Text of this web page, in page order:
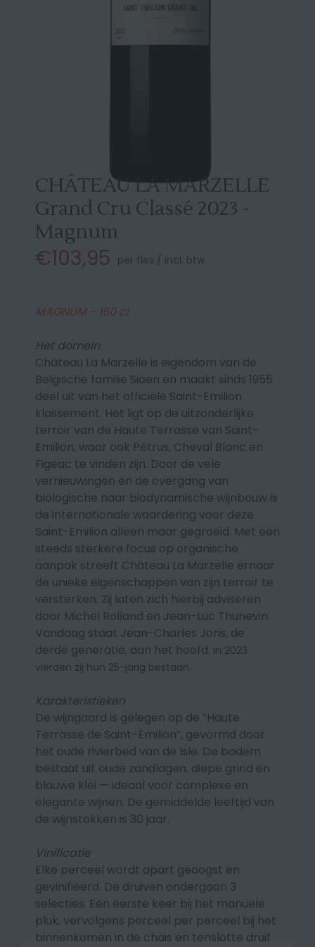
CHÂTEAU LA MARZELLE
Grand Cru Classé 2023 -
Magnum
€103,95 per fles / incl. btw
MAGNUM - 150 cl
Het domein
Château La Marzelle is eigendom van de
Belgische familie Sioen en maakt sinds 1955
deel uit van het officiële Saint-Emilion
klassement. Het ligt op de uitzonderlijke
terroir van de Haute Terrasse van Saint-
Emilion, waar ook Pétrus, Cheval Blanc en
Figeac te vinden zijn. Door de vele
vernieuwingen en de overgang van
biologische naar biodynamische wijnbouw is
de internationale waardering voor deze
Saint-Emilion alleen maar gegroeid. Met een
steeds sterkere focus op organische
aanpak streeft Château La Marzelle ernaar
de unieke eigenschappen van zijn terroir te
versterken. Zij laten zich hierbij adviseren
door Michel Rolland en Jean-Luc Thunevin.
Vandaag staat Jean-Charles Joris, de
derde generatie, aan het hoofd. In 2023
vierden zij hun 25-jarig bestaan.
Karakteristieken
De wijngaard is gelegen op de “Haute
Terrasse de Saint-Émilion”, gevormd door
het oude rivierbed van de Isle. De bodem
bestaat uit oude zandlagen, diepe grind en
blauwe klei — ideaal voor complexe en
elegante wijnen. De gemiddelde leeftijd van
de wijnstokken is 30 jaar.
Vinificatie
Elke perceel wordt apart geoogst en
gevinifieerd. De druiven ondergaan 3
selecties. Een eerste keer bij het manuele
pluk, vervolgens perceel per perceel bij het
binnenkomen in de chais en tenslotte druif